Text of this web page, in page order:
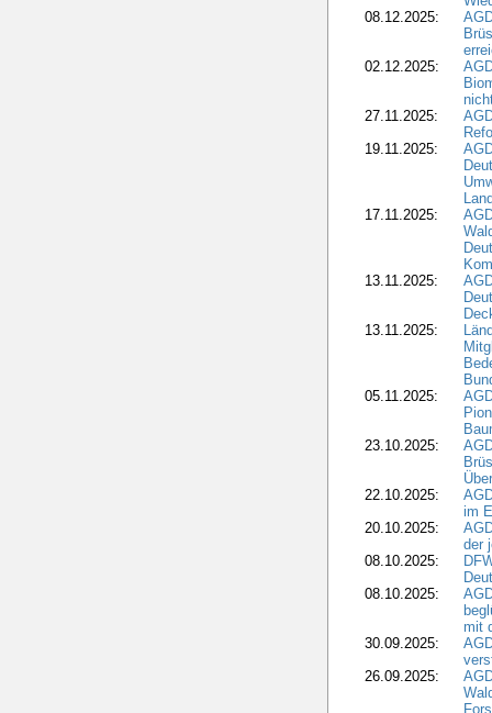
08.12.2025:
02.12.2025:
27.11.2025:
19.11.2025:
17.11.2025:
13.11.2025:
13.11.2025:
05.11.2025:
23.10.2025:
22.10.2025:
im
20.10.2025:
der
08.10.2025:
08.10.2025:
mit
30.09.2025:
26.09.2025: